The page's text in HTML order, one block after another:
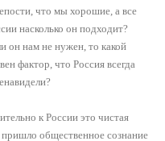
что мы хорошие, а все
насколько он подходит?
он нам не нужен, то какой
фактор, что Россия всегда
к России это чистая
общественное сознание